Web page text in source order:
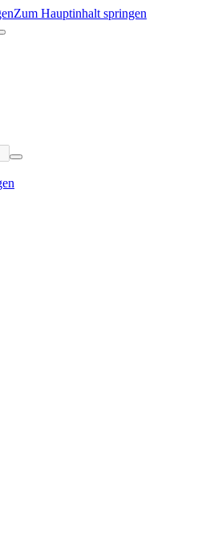
Zum Hauptinhalt springen